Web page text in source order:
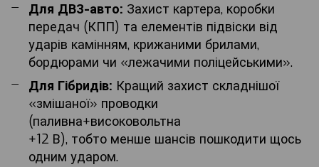
Для ДВЗ-авто: Захист картера, коробки
передач (КПП) та елементів підвіски від
ударів камінням, крижаними брилами,
бордюрами чи «лежачими поліцейськими».
Для Гібридів: Кращий захист складнішої
«змішаної» проводки
(паливна+високовольтна
+12 В), тобто менше шансів пошкодити щось
одним ударом.